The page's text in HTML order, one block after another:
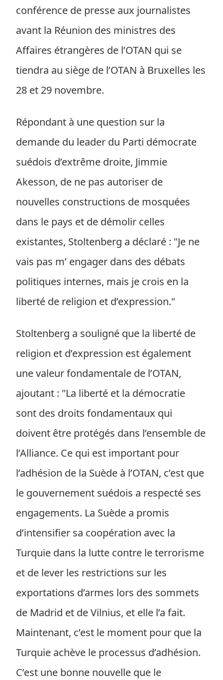
conférence de presse aux journalistes
avant la Réunion des ministres des
Affaires étrangères de l’OTAN qui se
tiendra au siège de l’OTAN à Bruxelles les
28 et 29 novembre.
Répondant à une question sur la
demande du leader du Parti démocrate
suédois d’extrême droite, Jimmie
Akesson, de ne pas autoriser de
nouvelles constructions de mosquées
dans le pays et de démolir celles
existantes, Stoltenberg a déclaré : "Je ne
vais pas m’ engager dans des débats
politiques internes, mais je crois en la
liberté de religion et d’expression."
Stoltenberg a souligné que la liberté de
religion et d’expression est également
une valeur fondamentale de l’OTAN,
ajoutant : "La liberté et la démocratie
sont des droits fondamentaux qui
doivent être protégés dans l’ensemble de
l’Alliance. Ce qui est important pour
l’adhésion de la Suède à l’OTAN, c’est que
le gouvernement suédois a respecté ses
engagements. La Suède a promis
d’intensifier sa coopération avec la
Turquie dans la lutte contre le terrorisme
et de lever les restrictions sur les
exportations d’armes lors des sommets
de Madrid et de Vilnius, et elle l’a fait.
Maintenant, c’est le moment pour que la
Turquie achève le processus d’adhésion.
C’est une bonne nouvelle que le